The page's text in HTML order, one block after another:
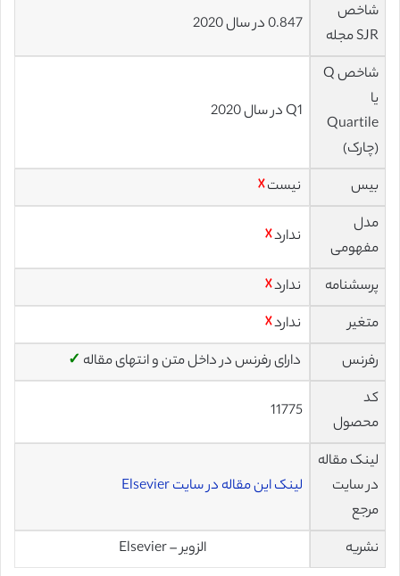
شاخص
SJR مجله
0.847 در سال 2020
شاخص Q
یا
Quartile
(چارک)
Q1 در سال 2020
بیس نیست☓
مدل
مفهومی
ندارد☓
پرسشنامه ندارد☓
متغیر
ندارد☓
رفرنس
دارای رفرنس در داخل متن و انتهای مقاله ✓
کد
محصول
11775
لینک مقاله
در سایت
مرجع
لینک این مقاله در سایت Elsevier
نشریه الزویر – Elsevier